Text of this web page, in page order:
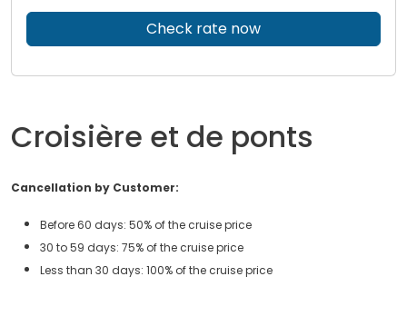
Check rate now
Croisière et de ponts
Cancellation by Customer:
Before 60 days: 50% of the cruise price
30 to 59 days: 75% of the cruise price
Less than 30 days: 100% of the cruise price